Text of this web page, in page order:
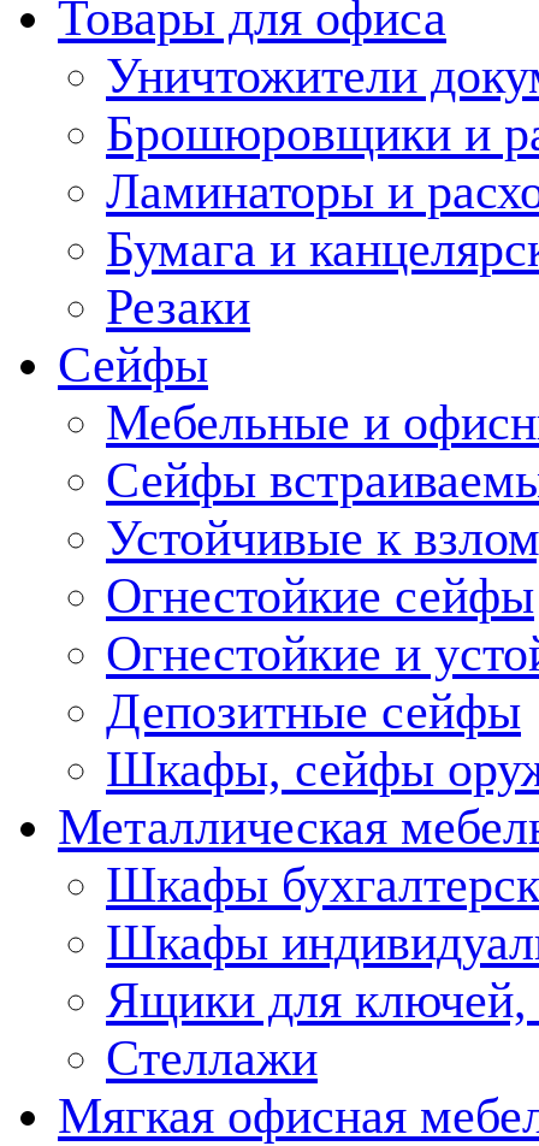
Товары для офиса
Уничтожители
Брошюровщики и
Ламинаторы и
Бумага и
Резаки
Сейфы
Мебельные и
Сейфы
Устойчивые к
Огнестойкие сейфы
Огнестойкие и
Депозитные сейфы
Шкафы, сейфы
Металлическая
Шкафы
Шкафы
Ящики для ключей,
Стеллажи
Мягкая офисная